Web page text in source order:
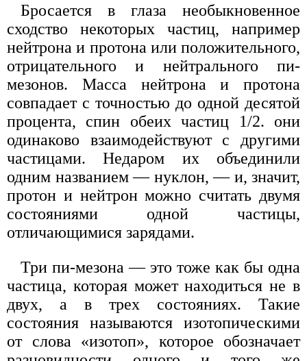
Бросается в глаза необыкновенное
сходство некоторых частиц, например
нейтрона и протона или положительного,
отрицательного и нейтрального пи-
мезонов. Масса нейтрона и протона
совпадает с точностью до одной десятой
процента, спин обеих частиц 1/2. они
одинаково взаимодействуют с другими
частицами. Недаром их объединили
одним названием — нуклон, — и, значит,
протон и нейтрон можно считать двумя
состояниями одной частицы,
отличающимися зарядами.
Три пи-мезона — это тоже как бы одна
частица, которая может находиться не в
двух, а в трех состояниях. Такие
состояния называются изотопическими
от слова «изотоп», которое обозначает